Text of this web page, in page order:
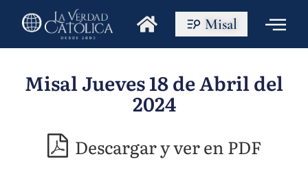
Misal
Misal Jueves 18 de Abril del
2024
Descargar y ver en PDF